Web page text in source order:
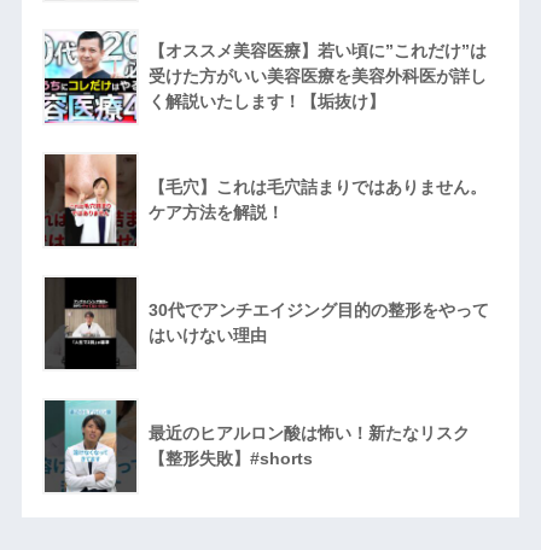
【オススメ美容医療】若い頃に”これだけ”は
受けた方がいい美容医療を美容外科医が詳し
く解説いたします！【垢抜け】
【毛穴】これは毛穴詰まりではありません。
ケア方法を解説！
30代でアンチエイジング目的の整形をやって
はいけない理由
最近のヒアルロン酸は怖い！新たなリスク
【整形失敗】#shorts